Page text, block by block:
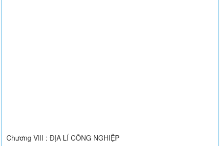
Chương VIII : ĐỊA LÍ CÔNG NGHIỆP